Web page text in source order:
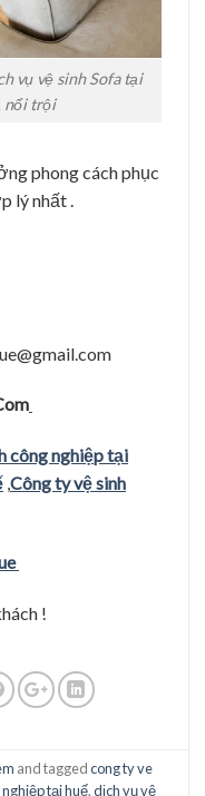
vụ vệ sinh Sofa tại
nổi trội
phong cách phục
lý nhất .
công nghiệp tại
,Công ty vệ sinh
!
and taggedcong ty ve
tại huế,dịch vụ vệ